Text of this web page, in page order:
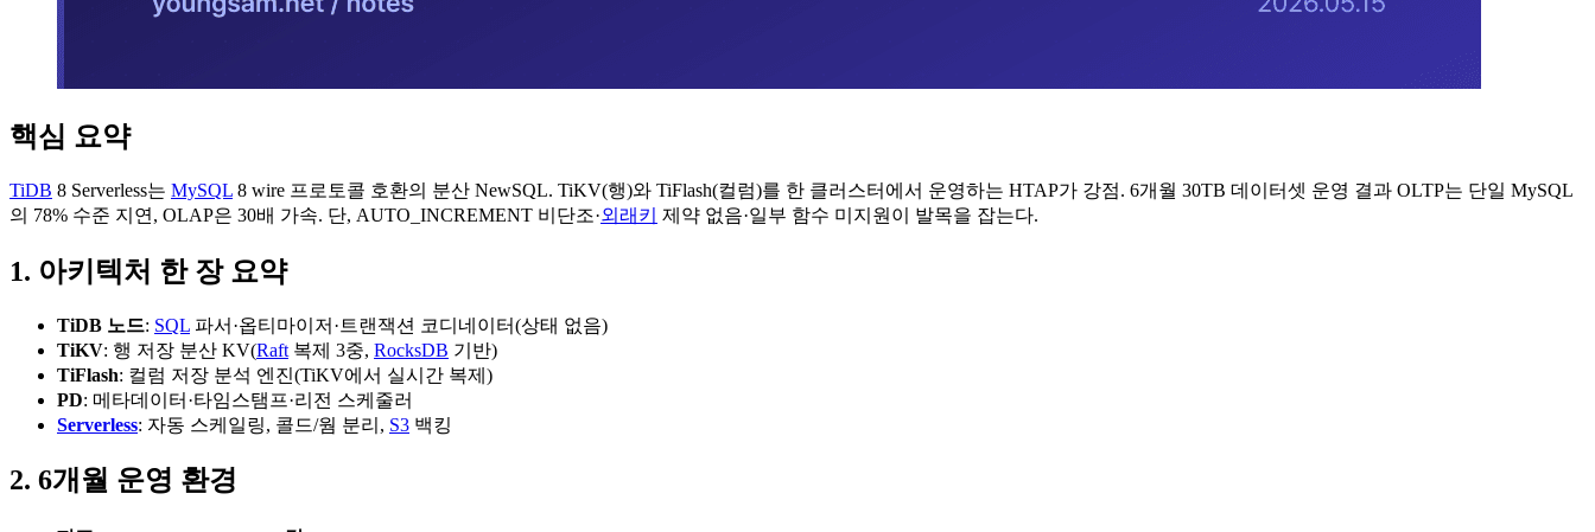
핵심 요약
TiDB 8 Serverless는 MySQL 8 wire 프로토콜 호환의 분산 NewSQL. TiKV(행)와 TiFlash(컬럼)를 한 클러스터에서 운영하는 HTAP가 강점. 6개월 30TB 데이터셋 운영 결과 OLTP는 단일 MySQL
의 78% 수준 지연, OLAP은 30배 가속. 단, AUTO_INCREMENT 비단조·외래키 제약 없음·일부 함수 미지원이 발목을 잡는다.
1. 아키텍처 한 장 요약
TiDB 노드: SQL 파서·옵티마이저·트랜잭션 코디네이터(상태 없음)
TiKV: 행 저장 분산 KV(Raft 복제 3중, RocksDB 기반)
TiFlash: 컬럼 저장 분석 엔진(TiKV에서 실시간 복제)
PD: 메타데이터·타임스탬프·리전 스케줄러
Serverless: 자동 스케일링, 콜드/웜 분리, S3 백킹
2. 6개월 운영 환경